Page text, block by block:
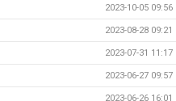
2023-10-05 09:56
2023-08-28 09:21
2023-07-31 11:17
2023-06-27 09:57
2023-06-26 16:01